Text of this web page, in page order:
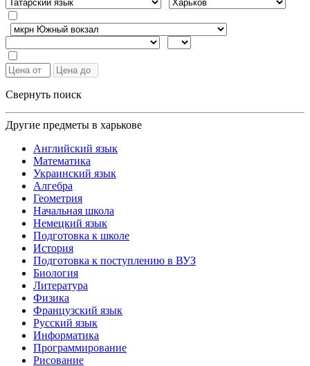
Свернуть поиск
Другие предметы в харькове
Английский язык
Математика
Украинский язык
Алгебра
Геометрия
Начальная школа
Немецкий язык
Подготовка к школе
История
Подготовка к поступлению в ВУЗ
Биология
Литература
Физика
Французский язык
Русский язык
Информатика
Программирование
Рисование